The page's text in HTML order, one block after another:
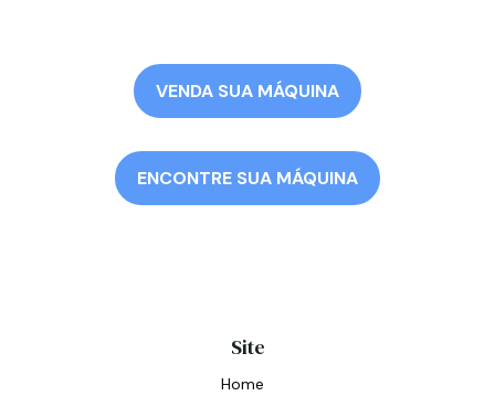
VENDA SUA MÁQUINA
ENCONTRE SUA MÁQUINA
Site
Home